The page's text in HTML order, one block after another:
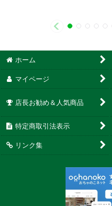
ホーム
マイページ
店長お勧め＆人気商品
特定商取引法表示
リンク集